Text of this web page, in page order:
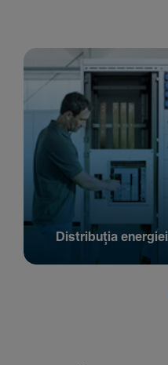
Distribuția energiei